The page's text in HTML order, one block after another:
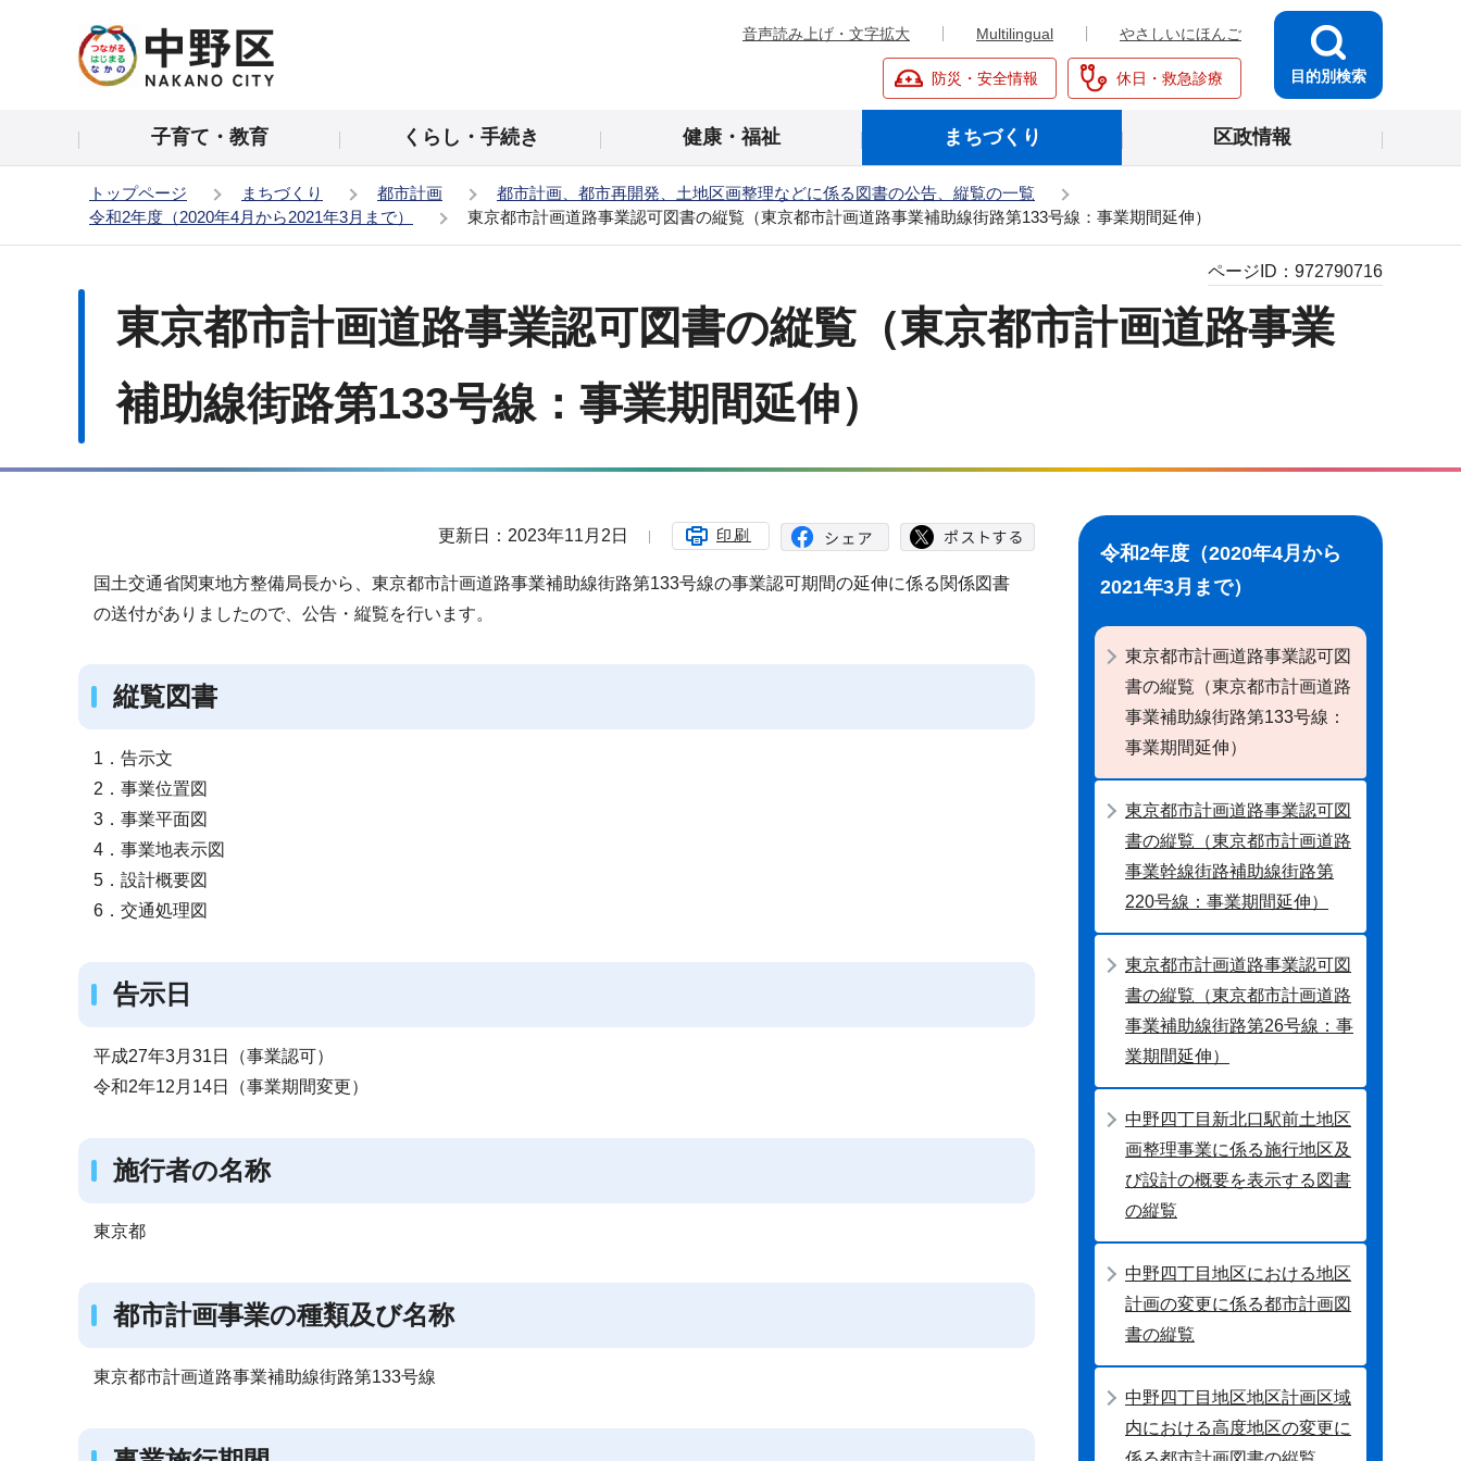
の
音声読み上げ・文字拡大 Multilingual やさしいにほんご
防災・安全情報 休日・救急診療 目的別検索
子育て・教育 くらし・手続き 健康・福祉 まちづくり 区政情報
トップページ まちづくり 都市計画
都市計画、都市再開発、土地区画整理などに係る図書の公告、縦覧の一覧
令和2年度（2020年4月から2021年3月まで）
東京都市計画道路事業認可図書の縦覧（東京都市計画道路事業補助線街路第133号線：事業期間延伸）
東京都市計画道路事業認可図書の縦覧（東京都市計画道路事業
補助線街路第133号線：事業期間延伸）
ページID： 972790716
更新日：2023年11月2日 印刷
国土交通省関東地方整備局長から、東京都市計画道路事業補助線街路第133号線の事業認可期間の延伸に係る関係図書
の送付がありましたので、公告・縦覧を行います。
縦覧図書
1．告示文
2．事業位置図
3．事業平面図
4．事業地表示図
5．設計概要図
6．交通処理図
告示日
平成27年3月31日（事業認可）
令和2年12月14日（事業期間変更）
施行者の名称
東京都
都市計画事業の種類及び名称
東京都市計画道路事業補助線街路第133号線
ナ
ビ
ー
シ
令和2年度（2020年4月から
2021年3月まで）
東京都市計画道路事業認可図
書の縦覧（東京都市計画道路
事業補助線街路第133号線：
事業期間延伸）
東京都市計画道路事業認可図
書の縦覧（東京都市計画道路
事業幹線街路補助線街路第
220号線：事業期間延伸）
東京都市計画道路事業認可図
書の縦覧（東京都市計画道路
事業補助線街路第26号線：事
業期間延伸）
中野四丁目新北口駅前土地区
画整理事業に係る施行地区及
び設計の概要を表示する図書
の縦覧
中野四丁目地区における地区
計画の変更に係る都市計画図
書の縦覧
中野四丁目地区地区計画区域
内における高度地区の変更に